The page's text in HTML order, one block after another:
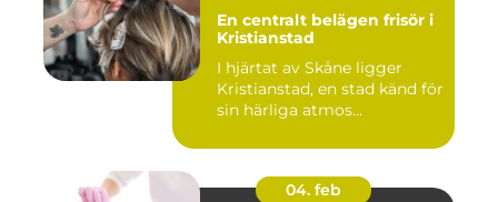
En centralt belägen frisör i
Kristianstad
I hjärtat av Skåne ligger
Kristianstad, en stad känd för
sin härliga atmos...
04. feb